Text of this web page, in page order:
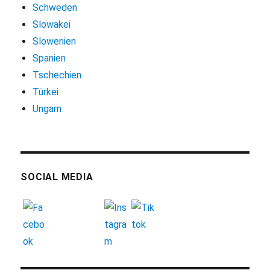
Schweden
Slowakei
Slowenien
Spanien
Tschechien
Türkei
Ungarn
SOCIAL MEDIA